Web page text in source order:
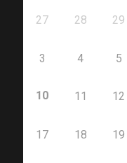
27 28 29
3 4 5
10 11 12
17 18 19